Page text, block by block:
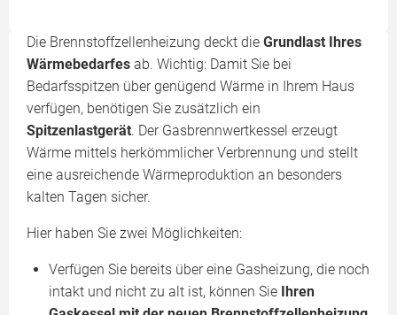
Die Brennstoffzellenheizung deckt die Grundlast Ihres
Wärmebedarfes ab. Wichtig: Damit Sie bei
Bedarfsspitzen über genügend Wärme in Ihrem Haus
verfügen, benötigen Sie zusätzlich ein
Spitzenlastgerät. Der Gasbrennwertkessel erzeugt
Wärme mittels herkömmlicher Verbrennung und stellt
eine ausreichende Wärmeproduktion an besonders
kalten Tagen sicher.
Hier haben Sie zwei Möglichkeiten:
Verfügen Sie bereits über eine Gasheizung, die noch
intakt und nicht zu alt ist, können Sie Ihren